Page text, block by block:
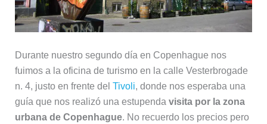
Durante nuestro segundo día en Copenhague nos
fuimos a la oficina de turismo en la calle Vesterbrogade
n. 4, justo en frente del Tivoli, donde nos esperaba una
guía que nos realizó una estupenda visita por la zona
urbana de Copenhague. No recuerdo los precios pero